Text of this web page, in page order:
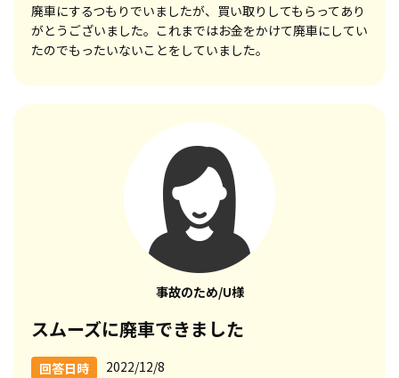
廃車にするつもりでいましたが、買い取りしてもらってあり
がとうございました。これまではお金をかけて廃車にしてい
たのでもったいないことをしていました。
事故のため/U様
スムーズに廃車できました
回答日時 2022/12/8